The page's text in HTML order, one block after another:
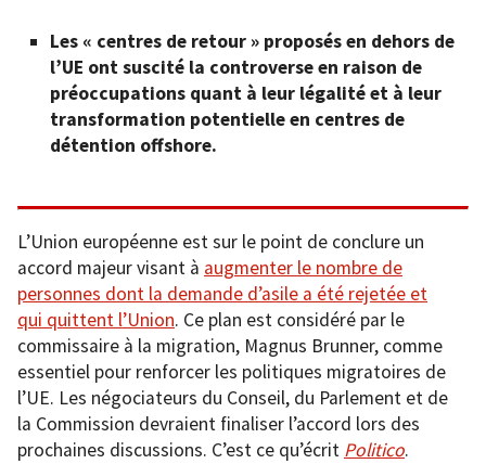
Les « centres de retour » proposés en dehors de
l’UE ont suscité la controverse en raison de
préoccupations quant à leur légalité et à leur
transformation potentielle en centres de
détention offshore.
L’Union européenne est sur le point de conclure un
accord majeur visant à augmenter le nombre de
personnes dont la demande d’asile a été rejetée et
qui quittent l’Union. Ce plan est considéré par le
commissaire à la migration, Magnus Brunner, comme
essentiel pour renforcer les politiques migratoires de
l’UE. Les négociateurs du Conseil, du Parlement et de
la Commission devraient finaliser l’accord lors des
prochaines discussions. C’est ce qu’écrit Politico.